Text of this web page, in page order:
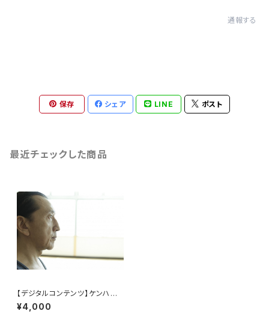
通報する
保存 シェア LINE ポスト
最近チェックした商品
【デジタルコンテンツ】ケンハラ
クマ早朝マイソールドロップイン
¥4,000